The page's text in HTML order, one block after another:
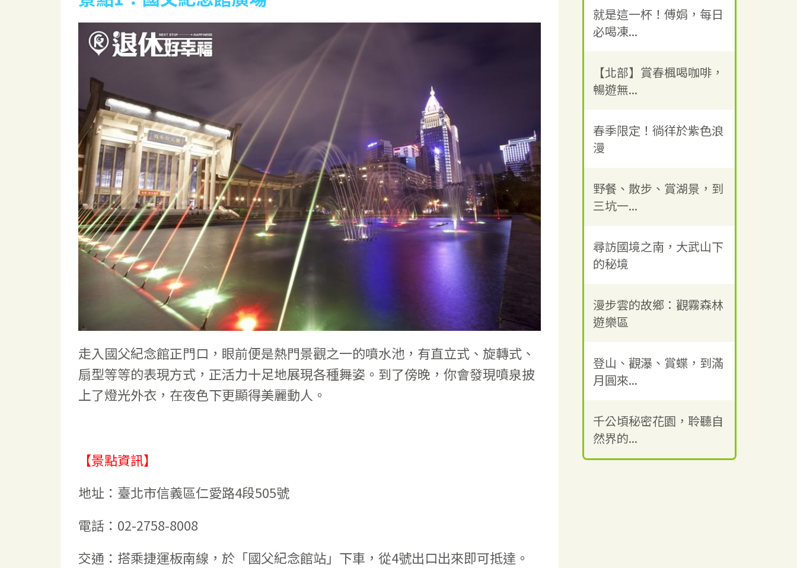
走入國父紀念館正門口，眼前便是熱門景觀之一的噴水池，有直立式、旋轉式、
扇型等等的表現方式，正活力十足地展現各種舞姿。到了傍晚，你會發現噴泉披
上了燈光外衣，在夜色下更顯得美麗動人。
【景點資訊】
地址：臺北市信義區仁愛路4段505號
電話：02-2758-8008
交通：搭乘捷運板南線，於「國父紀念館站」下車，從4號出口出來即可抵達。
就是這一杯！傅娟，每日
必喝凍...
【北部】賞春楓喝咖啡，
暢遊無...
春季限定！徜徉於紫色浪
漫
野餐、散步、賞湖景，到
三坑一...
尋訪國境之南，大武山下
的秘境
漫步雲的故鄉：觀霧森林
遊樂區
登山、觀瀑、賞蝶，到滿
月圓來...
千公頃秘密花園，聆聽自
然界的...